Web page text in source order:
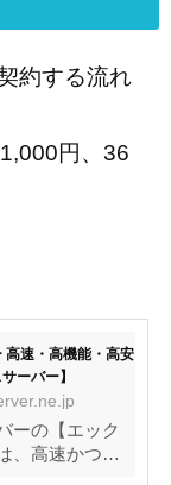
約する流れ
円、36
高速・高機能・高安
ーバー】
ーの【エック
、高速かつ高